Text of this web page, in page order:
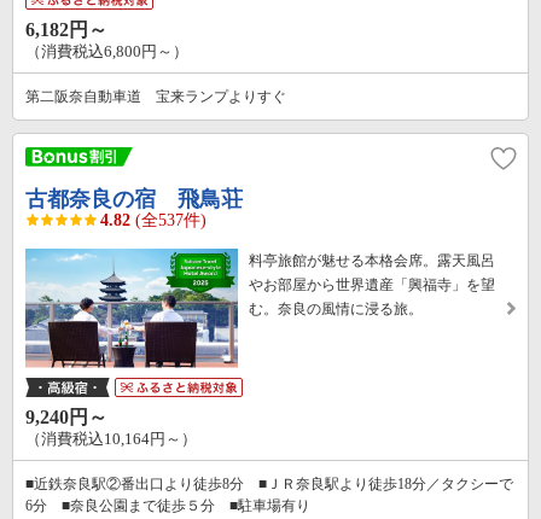
6,182円～
（消費税込6,800円～）
第二阪奈自動車道 宝来ランプよりすぐ
古都奈良の宿 飛鳥荘
4.82 (全537件)
料亭旅館が魅せる本格会席。露天風呂
やお部屋から世界遺産「興福寺」を望
む。奈良の風情に浸る旅。
9,240円～
（消費税込10,164円～）
■近鉄奈良駅②番出口より徒歩8分 ■ＪＲ奈良駅より徒歩18分／タクシーで
6分 ■奈良公園まで徒歩５分 ■駐車場有り